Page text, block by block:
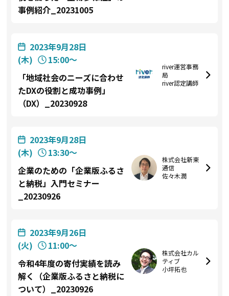
事例紹介_20231005
2023年9月28日
(木)
15:00〜
「地域社会のニーズに合わせ
たDXの役割と成功事例」
（DX）_20230928
river運営事務
局
river認定講師
2023年9月28日
(木)
13:30〜
企業のための「企業版ふるさ
と納税」入門セミナー
_20230926
株式会社新東
通信
佐々木潤
2023年9月26日
(火)
11:00〜
令和4年度の寄付実績を読み
解く（企業版ふるさと納税に
ついて）_20230926
株式会社カル
ティブ
小坪拓也